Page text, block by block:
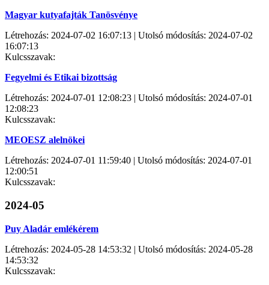
Magyar kutyafajták Tanösvénye
Létrehozás: 2024-07-02 16:07:13 | Utolsó módosítás: 2024-07-02
16:07:13
Kulcsszavak:
Fegyelmi és Etikai bizottság
Létrehozás: 2024-07-01 12:08:23 | Utolsó módosítás: 2024-07-01
12:08:23
Kulcsszavak:
MEOESZ alelnökei
Létrehozás: 2024-07-01 11:59:40 | Utolsó módosítás: 2024-07-01
12:00:51
Kulcsszavak:
2024-05
Puy Aladár emlékérem
Létrehozás: 2024-05-28 14:53:32 | Utolsó módosítás: 2024-05-28
14:53:32
Kulcsszavak: